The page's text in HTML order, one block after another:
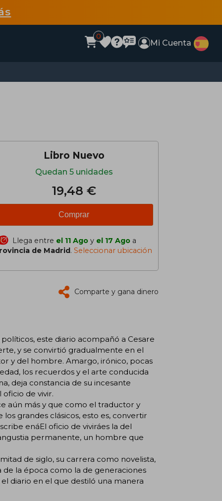
0
Mi Cuenta
Libro Nuevo
Quedan 5 unidades
19,48 €
Comprar
Llega entre el 11 Ago y el 17 Ago a
de Madrid. Seleccionar ubicación
Comparte y gana dinero
este diario acompañó a Cesare
y se convirtió gradualmente en el
y del hombre. Amargo, irónico, pocas
los recuerdos y el arte conducida
deja constancia de su incesante
de vivir.
aún más y que como el traductor y
grandes clásicos, esto es, convertir
enáEl oficio de viviráes la del
permanente, un hombre que
de siglo, su carrera como novelista,
la época como la de generaciones
diario en el que destiló una manera